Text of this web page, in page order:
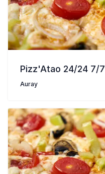
Pizz'Atao 24/24 7/7
Auray